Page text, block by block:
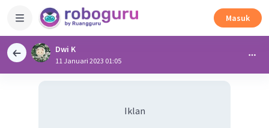
Masuk
Dwi K
11 Januari 2023 01:05
Iklan